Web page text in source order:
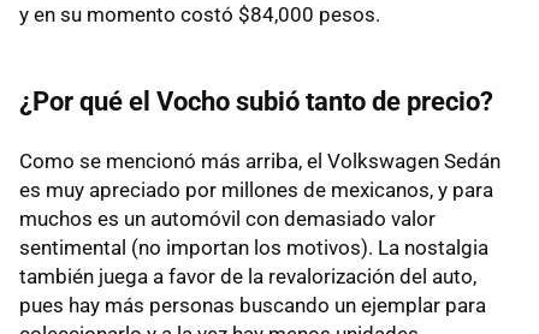
y en su momento costó $84,000 pesos.
¿Por qué el Vocho subió tanto de precio?
Como se mencionó más arriba, el Volkswagen Sedán
es muy apreciado por millones de mexicanos, y para
muchos es un automóvil con demasiado valor
sentimental (no importan los motivos). La nostalgia
también juega a favor de la revalorización del auto,
pues hay más personas buscando un ejemplar para